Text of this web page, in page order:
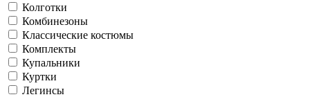
Колготки
Комбинезоны
Классические костюмы
Комплекты
Купальники
Куртки
Легинсы